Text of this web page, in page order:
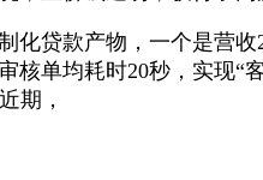
贷款产物，一个是营收
核单均耗时20秒，实现
期，